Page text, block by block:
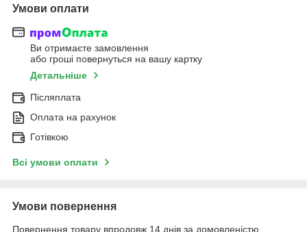
Умови оплати
Ви отримаєте замовлення
або гроші повернуться на вашу картку
Детальніше
Післяплата
Оплата на рахунок
Готівкою
Всі умови оплати
Умови повернення
Повернення товару впродовж 14 днів за домовленістю